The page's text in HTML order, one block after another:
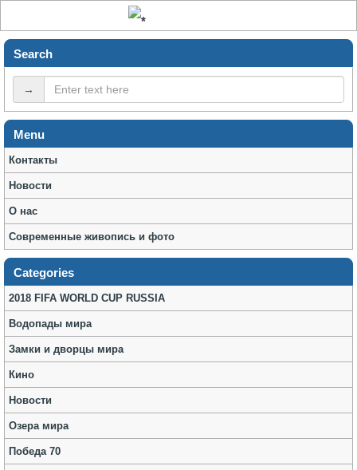
Search
→
Menu
Контакты
Новости
О нас
Современные живопись и фото
Categories
2018 FIFA WORLD CUP RUSSIA
Водопады мира
Замки и дворцы мира
Кино
Новости
Озера мира
Победа 70